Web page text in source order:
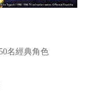
名經典角色